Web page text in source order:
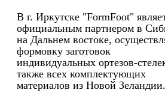
В г. Иркутске "FormFoot"
официальным партнером в
на Дальнем востоке,
формовку заготовок
индивидуальных ортезов-
также всех комплектующих
материалов из Новой Зеландии.